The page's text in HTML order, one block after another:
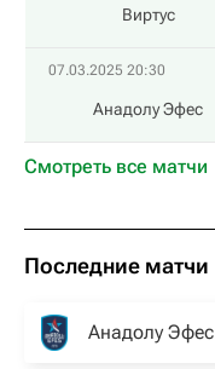
Виртус
07.03.2025 20:30
Анадолу Эфес
Смотреть все матчи
Последние матчи
Анадолу Эфес